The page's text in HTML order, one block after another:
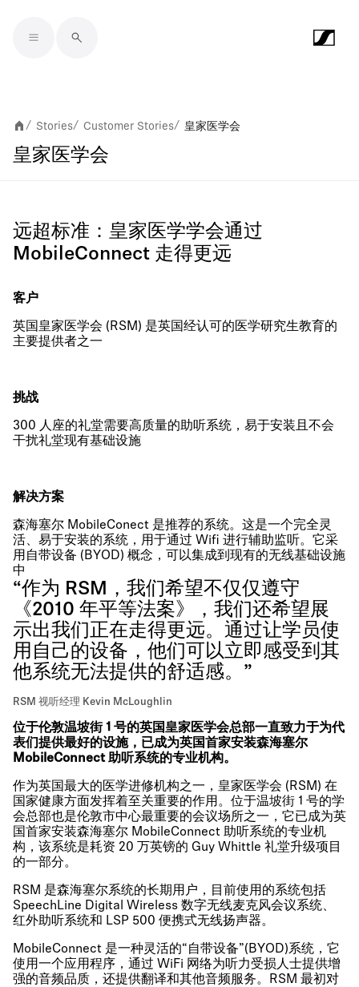
/ Stories/ Customer Stories/ 皇家医学会
皇家医学会
远超标准：皇家医学学会通过
MobileConnect 走得更远
客户
英国皇家医学会 (RSM) 是英国经认可的医学研究生教育的
主要提供者之一
挑战
300 人座的礼堂需要高质量的助听系统，易于安装且不会
干扰礼堂现有基础设施
解决方案
森海塞尔 MobileConect 是推荐的系统。这是一个完全灵
活、易于安装的系统，用于通过 Wifi 进行辅助监听。它采
用自带设备 (BYOD) 概念，可以集成到现有的无线基础设施
中
“作为 RSM，我们希望不仅仅遵守
《2010 年平等法案》，我们还希望展
示出我们正在走得更远。通过让学员使
用自己的设备，他们可以立即感受到其
他系统无法提供的舒适感。”
RSM 视听经理 Kevin McLoughlin
位于伦敦温坡街 1 号的英国皇家医学会总部一直致力于为代
表们提供最好的设施，已成为英国首家安装森海塞尔
MobileConnect 助听系统的专业机构。
作为英国最大的医学进修机构之一，皇家医学会 (RSM) 在
国家健康方面发挥着至关重要的作用。位于温坡街 1 号的学
会总部也是伦敦市中心最重要的会议场所之一，它已成为英
国首家安装森海塞尔 MobileConnect 助听系统的专业机
构，该系统是耗资 20 万英镑的 Guy Whittle 礼堂升级项目
的一部分。
RSM 是森海塞尔系统的长期用户，目前使用的系统包括
SpeechLine Digital Wireless 数字无线麦克风会议系统、
红外助听系统和 LSP 500 便携式无线扬声器。
MobileConnect 是一种灵活的“自带设备”(BYOD)系统，它
使用一个应用程序，通过 WiFi 网络为听力受损人士提供增
强的音频品质，还提供翻译和其他音频服务。RSM 最初对